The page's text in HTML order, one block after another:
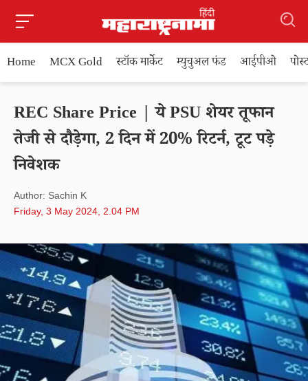
Home MCX Gold स्टॉक मार्केट म्युचुअल फंड आईपीओ
REC Share Price | ये PSU शेयर तूफान
तेजी से दौड़ेगा, 2 दिन में 20% रिटर्न, टूट पड़े
निवेशक
Author: Sachin K
Friday, 3 May 2024, 2.04 PM